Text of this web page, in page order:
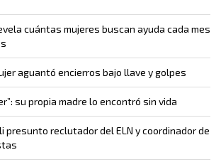
cuántas mujeres buscan ayuda cada mes
aguantó encierros bajo llave y golpes
su propia madre lo encontró sin vida
presunto reclutador del ELN y coordinador de